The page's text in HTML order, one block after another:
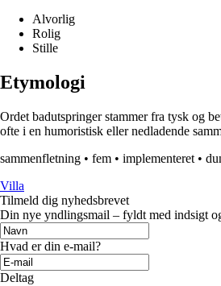
Alvorlig
Rolig
Stille
Etymologi
Ordet badutspringer stammer fra tysk og
ofte i en humoristisk eller nedladende
sammenfletning • fem • implementeret •
Villa
Tilmeld dig nyhedsbrevet
Din nye yndlingsmail – fyldt med indsigt
Hvad er din e-mail?
Deltag